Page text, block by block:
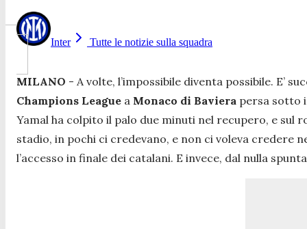
Inter Tutte le notizie sulla squadra
MILANO - A volte, l’impossibile diventa possibile. E’
Champions League a Monaco di Baviera persa sotto
Yamal ha colpito il palo due minuti nel recupero, e sul
stadio, in pochi ci credevano, e non ci voleva credere
l’accesso in finale dei catalani. E invece, dal nulla